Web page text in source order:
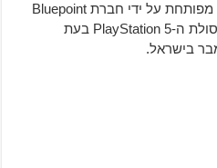
הגרסה המחודשת של המשחק מפותחת על ידי חברת Bluepoint
Games ותהיה זמינה עבור קונסולת ה-PlayStation 5 בעת